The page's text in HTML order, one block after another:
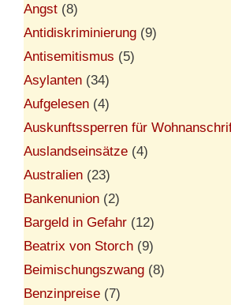
Angst (8)
Antidiskriminierung (9)
Antisemitismus (5)
Asylanten (34)
Aufgelesen (4)
Auskunftssperren für
Auslandseinsätze (4)
Australien (23)
Bankenunion (2)
Bargeld in Gefahr (12)
Beatrix von Storch (9)
Beimischungszwang (8)
Benzinpreise (7)